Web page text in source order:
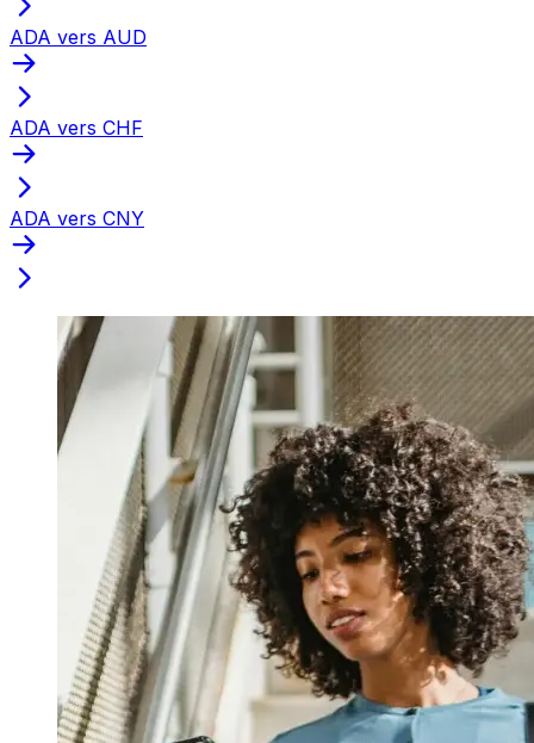
ADA vers AUD
ADA vers CHF
ADA vers CNY